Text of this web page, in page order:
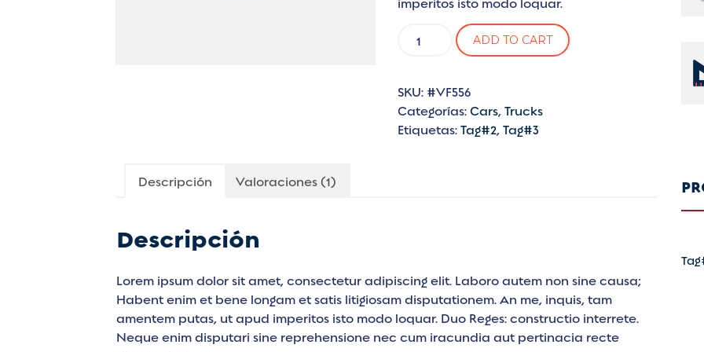
Clever
cantidad
ADD TO CART
SKU: #VF556
Categorías: Cars, Trucks
Etiquetas: Tag#2, Tag#3
Descripción Valoraciones (1)
Descripción
Lorem ipsum dolor sit amet, consectetur adipiscing elit. Laboro autem non sine causa;
Habent enim et bene longam et satis litigiosam disputationem. An me, inquis, tam
amentem putas, ut apud imperitos isto modo loquar. Duo Reges: constructio interrete.
Neque enim disputari sine reprehensione nec cum iracundia aut pertinacia recte